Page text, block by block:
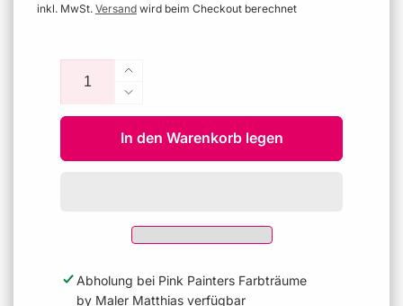
inkl. MwSt. Versand wird beim Checkout berechnet
Erhöhe
die
Menge
für
Grey
Verringere
die
Menge
für
French
In den Warenkorb legen
Abholung bei Pink Painters Farbträume
by Maler Matthias verfügbar